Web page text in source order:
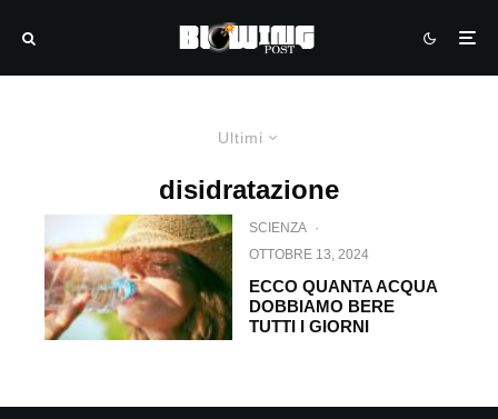
Ultimi
disidratazione
SCIENZA ·
OTTOBRE 13, 2024
ECCO QUANTA ACQUA
DOBBIAMO BERE
TUTTI I GIORNI